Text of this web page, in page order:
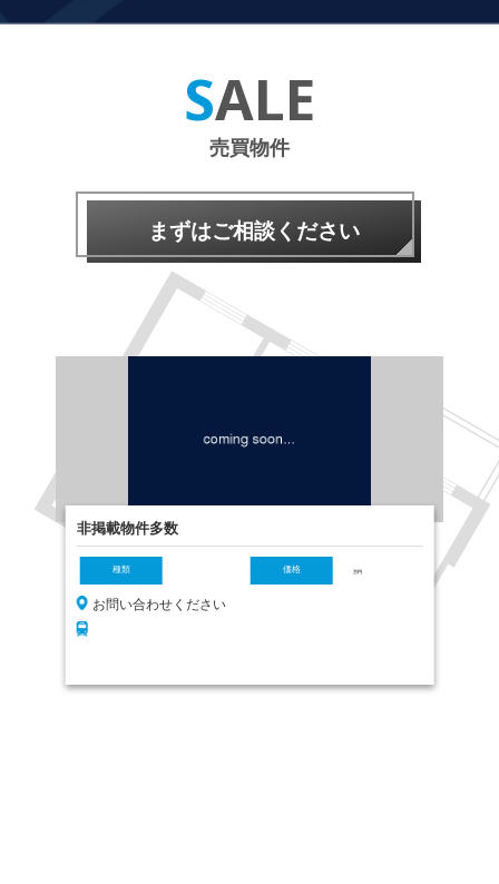
SALE
売買物件
まずはご相談ください
非掲載物件多数
種類 価格 万円
お問い合わせください